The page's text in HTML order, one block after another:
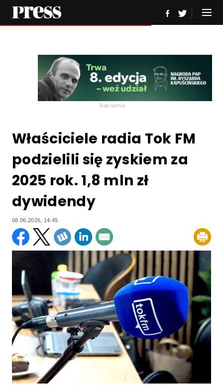
Reklama
Właściciele radia Tok FM
podzielili się zyskiem za
2025 rok. 1,8 mln zł
dywidendy
08.06.2026, 14:45